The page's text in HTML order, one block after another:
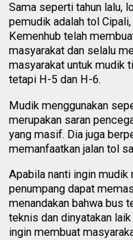
Sama seperti tahun lalu,
pemudik adalah tol
Kemenhub telah
masyarakat dan selalu
masyarakat untuk mudik
tetapi H-5 dan H-6.
Mudik menggunakan
merupakan saran
yang masif. Dia juga
memanfaatkan jalan tol
Apabila nanti ingin mudik
penumpang dapat
menandakan bahwa bus
teknis dan dinyatakan
ingin membuat